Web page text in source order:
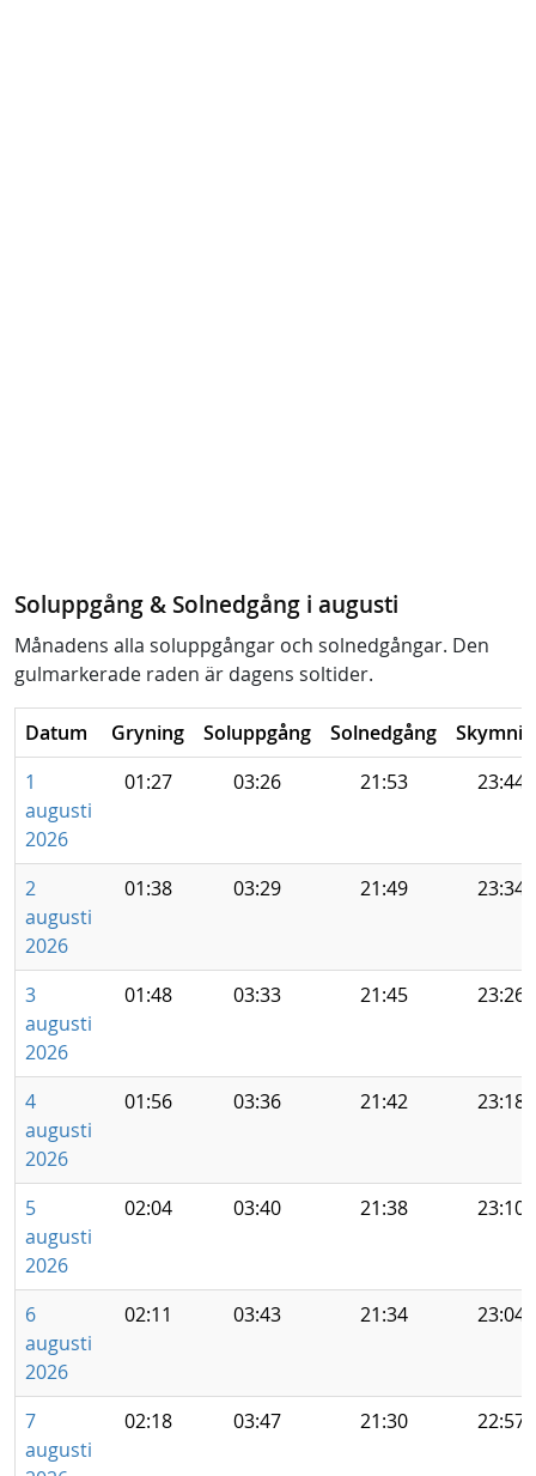
Soluppgång & Solnedgång i augusti
Månadens alla soluppgångar och solnedgångar. Den
gulmarkerade raden är dagens soltider.
Datum Gryning Soluppgång Solnedgång
1
augusti
2026
01:27 03:26 21:53 23:44
2
augusti
2026
01:38 03:29 21:49 23:34
3
augusti
2026
01:48 03:33 21:45 23:26
4
augusti
2026
01:56 03:36 21:42 23:18
5
augusti
2026
02:04 03:40 21:38 23:10
6
augusti
2026
02:11 03:43 21:34 23:04
7
augusti
02:18 03:47 21:30 22:57